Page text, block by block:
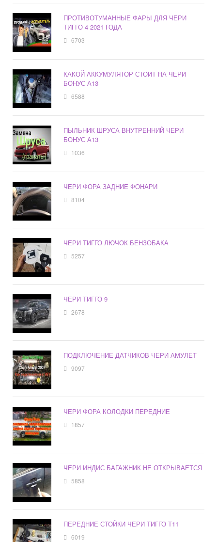
ПРОТИВОТУМАННЫЕ ФАРЫ ДЛЯ ЧЕРИ
ТИГГО 4 2021 ГОДА
6703
КАКОЙ АККУМУЛЯТОР СТОИТ НА ЧЕРИ
БОНУС А13
6588
ПЫЛЬНИК ШРУСА ВНУТРЕННИЙ ЧЕРИ
БОНУС А13
1036
ЧЕРИ ФОРА ЗАДНИЕ ФОНАРИ
8104
ЧЕРИ ТИГГО ЛЮЧОК БЕНЗОБАКА
5257
ЧЕРИ ТИГГО 9
2678
ПОДКЛЮЧЕНИЕ ДАТЧИКОВ ЧЕРИ АМУЛЕТ
9097
ЧЕРИ ФОРА КОЛОДКИ ПЕРЕДНИЕ
1857
ЧЕРИ ИНДИС БАГАЖНИК НЕ ОТКРЫВАЕТСЯ
5858
ПЕРЕДНИЕ СТОЙКИ ЧЕРИ ТИГГО Т11
6019